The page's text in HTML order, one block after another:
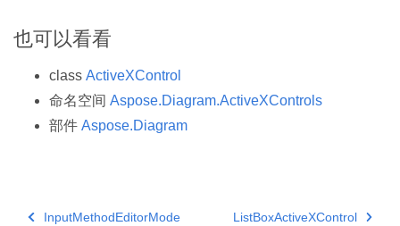
也可以看看
class ActiveXControl
命名空间 Aspose.Diagram.ActiveXControls
部件 Aspose.Diagram
InputMethodEditorMode ListBoxActiveXControl